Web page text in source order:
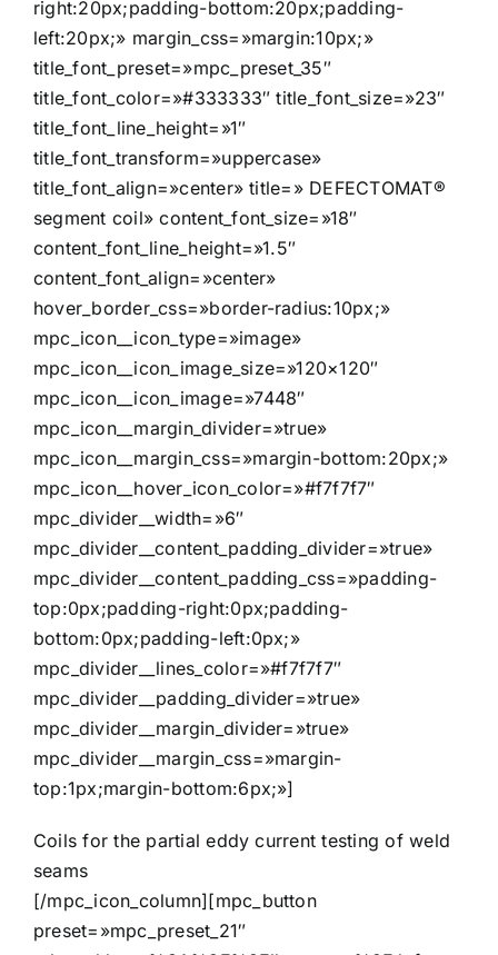
right:20px;padding-bottom:20px;padding-
left:20px;» margin_css=»margin:10px;»
title_font_preset=»mpc_preset_35″
title_font_color=»#333333″ title_font_size=»23″
title_font_line_height=»1″
title_font_transform=»uppercase»
title_font_align=»center» title=» DEFECTOMAT®
segment coil» content_font_size=»18″
content_font_line_height=»1.5″
content_font_align=»center»
hover_border_css=»border-radius:10px;»
mpc_icon__icon_type=»image»
mpc_icon__icon_image_size=»120×120″
mpc_icon__icon_image=»7448″
mpc_icon__margin_divider=»true»
mpc_icon__margin_css=»margin-bottom:20px;»
mpc_icon__hover_icon_color=»#f7f7f7″
mpc_divider__width=»6″
mpc_divider__content_padding_divider=»true»
mpc_divider__content_padding_css=»padding-
top:0px;padding-right:0px;padding-
bottom:0px;padding-left:0px;»
mpc_divider__lines_color=»#f7f7f7″
mpc_divider__padding_divider=»true»
mpc_divider__margin_divider=»true»
mpc_divider__margin_css=»margin-
top:1px;margin-bottom:6px;»]
Coils for the partial eddy current testing of weld
seams
[/mpc_icon_column][mpc_button
preset=»mpc_preset_21″